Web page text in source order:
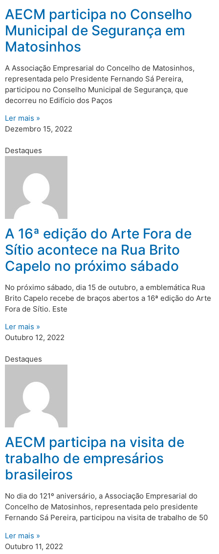
AECM participa no Conselho
Municipal de Segurança em
Matosinhos
A Associação Empresarial do Concelho de Matosinhos,
representada pelo Presidente Fernando Sá Pereira,
participou no Conselho Municipal de Segurança, que
decorreu no Edifício dos Paços
Ler mais »
Dezembro 15, 2022
Destaques
A 16ª edição do Arte Fora de
Sítio acontece na Rua Brito
Capelo no próximo sábado
No próximo sábado, dia 15 de outubro, a emblemática Rua
Brito Capelo recebe de braços abertos a 16ª edição do Arte
Fora de Sítio. Este
Ler mais »
Outubro 12, 2022
Destaques
AECM participa na visita de
trabalho de empresários
brasileiros
No dia do 121º aniversário, a Associação Empresarial do
Concelho de Matosinhos, representada pelo presidente
Fernando Sá Pereira, participou na visita de trabalho de 50
Ler mais »
Outubro 11, 2022